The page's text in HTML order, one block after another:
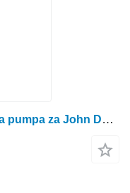
John Deere AL166639 hidraulična pumpa za John Deere traktora točkaša